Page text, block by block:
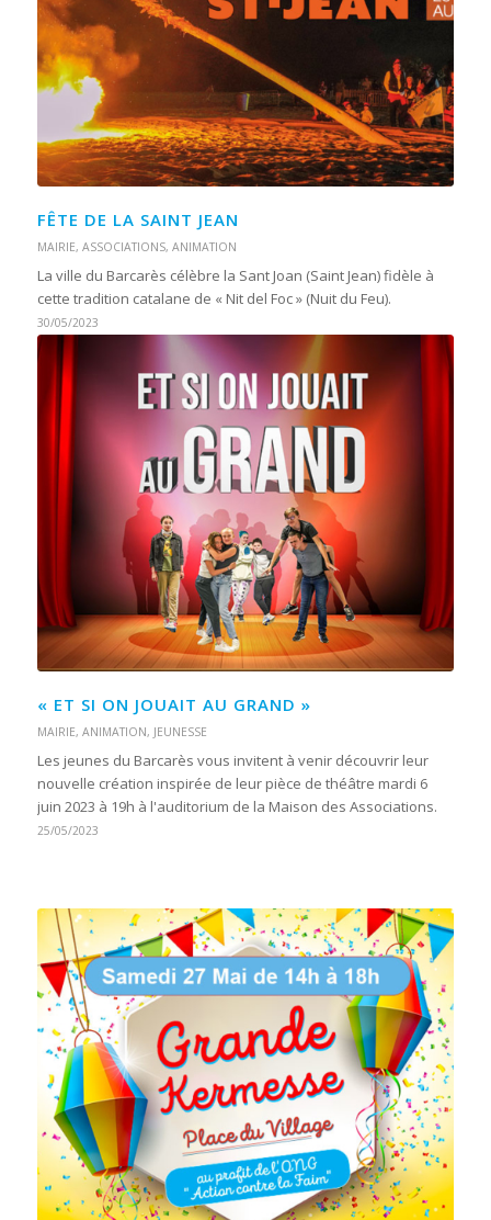
FÊTE DE LA SAINT JEAN
MAIRIE, ASSOCIATIONS, ANIMATION
La ville du Barcarès célèbre la Sant Joan (Saint Jean) fidèle à
cette tradition catalane de « Nit del Foc » (Nuit du Feu).
30/05/2023
« ET SI ON JOUAIT AU GRAND »
MAIRIE, ANIMATION, JEUNESSE
Les jeunes du Barcarès vous invitent à venir découvrir leur
nouvelle création inspirée de leur pièce de théâtre mardi 6
juin 2023 à 19h à l'auditorium de la Maison des Associations.
25/05/2023